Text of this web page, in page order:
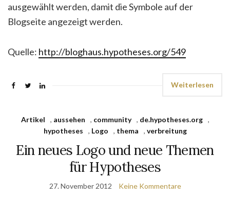
ausgewählt werden, damit die Symbole auf der
Blogseite angezeigt werden.
Quelle: http://bloghaus.hypotheses.org/549
Weiterlesen
Artikel , aussehen , community , de.hypotheses.org
,
hypotheses
, Logo , thema , verbreitung
Ein neues Logo und neue Themen
für Hypotheses
27. November 2012 Keine Kommentare